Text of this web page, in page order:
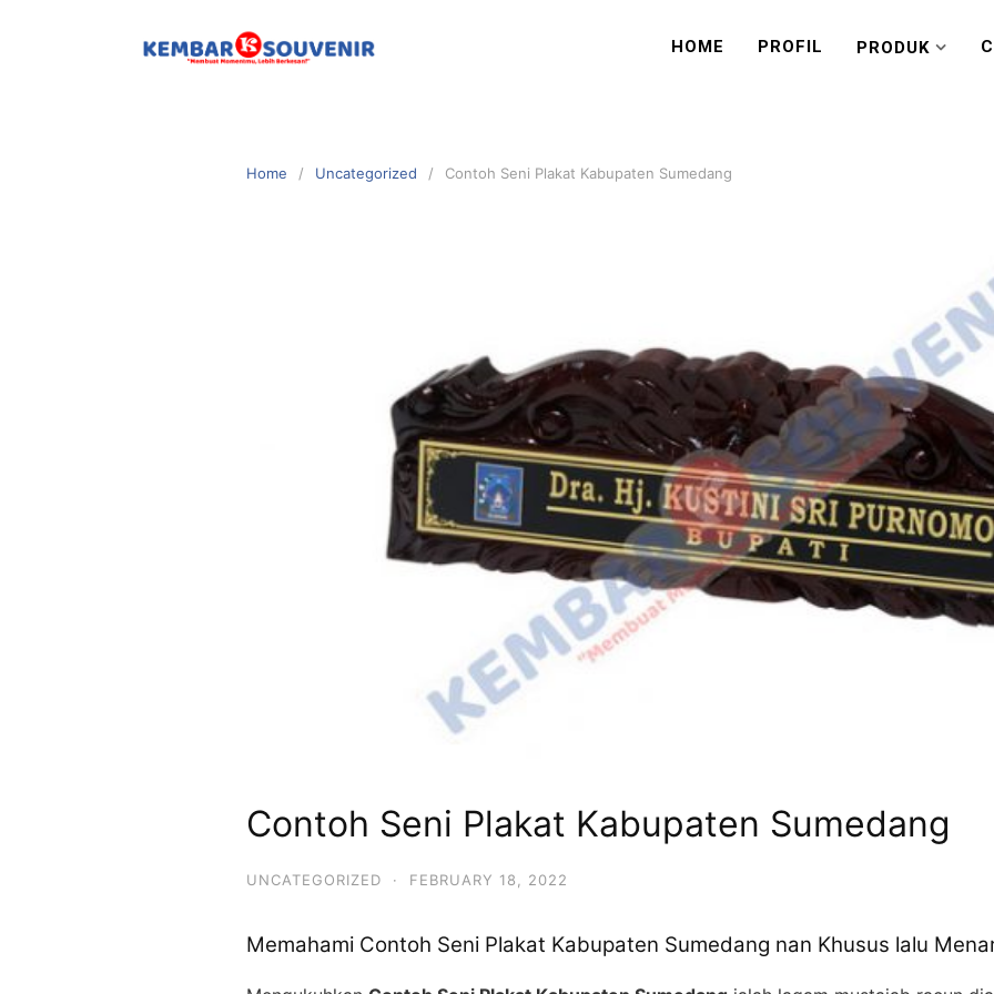
HOME PROFIL PRODUK
Home Uncategorized Contoh Seni Plakat Kabupaten Sumedang
Contoh Seni Plakat Kabupaten Sumedang
UNCATEGORIZED · FEBRUARY 18, 2022
Memahami Contoh Seni Plakat Kabupaten Sumedang nan Khusus lalu